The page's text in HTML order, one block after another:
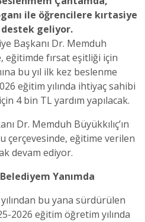
ile öğrencilere kırtasiye
destek geliyor.
Başkanı Dr. Memduh
eğitimde fırsat eşitliği için
bu yıl ilk kez beslenme
eğitim yılında ihtiyaç sahibi
4 bin TL yardım yapılacak.
Dr. Memduh Büyükkılıç’ın
çerçevesinde, eğitime verilen
devam ediyor.
Yanımda
bu yana sürdürülen
2026 eğitim öğretim yılında